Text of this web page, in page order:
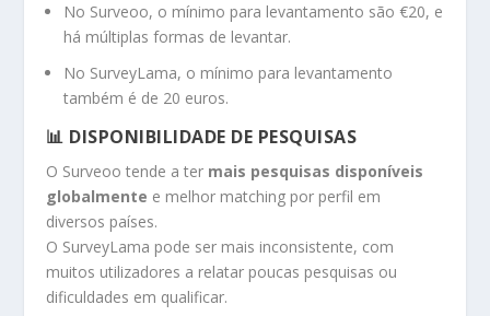
No Surveoo, o mínimo para levantamento são €20, e
há múltiplas formas de levantar.
No SurveyLama, o mínimo para levantamento
também é de 20 euros.
📊 DISPONIBILIDADE DE PESQUISAS
O Surveoo tende a ter mais pesquisas disponíveis
globalmente e melhor matching por perfil em
diversos países.
O SurveyLama pode ser mais inconsistente, com
muitos utilizadores a relatar poucas pesquisas ou
dificuldades em qualificar.